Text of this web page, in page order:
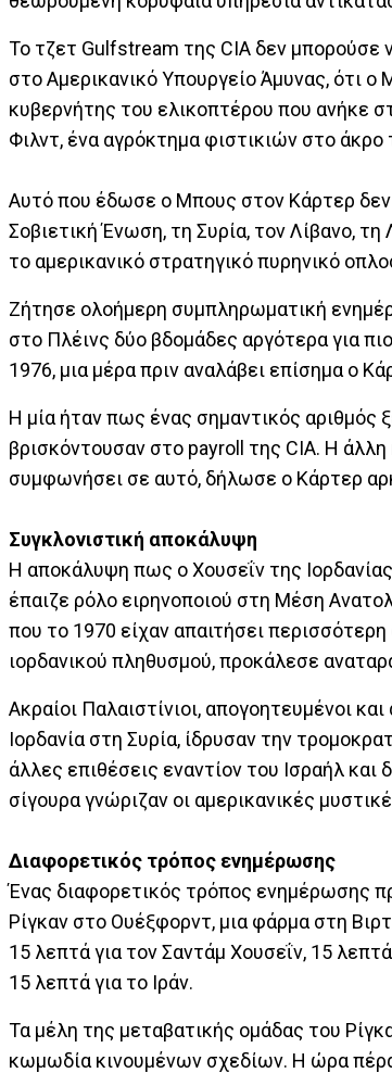
Το τζετ Gulfstream της CIA δεν μπορούσε
στο Αμερικανικό Υπουργείο Άμυνας, ότι
κυβερνήτης του ελικοπτέρου που ανήκε
Φιλντ, ένα αγρόκτημα φιστικιών στο άκρο
Αυτό που έδωσε ο Μπους στον Κάρτερ δεν
Σοβιετική Ένωση, τη Συρία, τον Λίβανο,
το αμερικανικό στρατηγικό πυρηνικό
Ζήτησε ολοήμερη συμπληρωματική
στο Πλέινς δύο βδομάδες αργότερα για
1976, μια μέρα πριν αναλάβει επίσημα ο
Η μία ήταν πως ένας σημαντικός αριθμός
βρισκόντουσαν στο payroll της CIA. H
συμφωνήσει σε αυτό, δήλωσε ο Κάρτερ
Συγκλονιστική αποκάλυψη
Η αποκάλυψη πως ο Χουσεΐν της
έπαιζε ρόλο ειρηνοποιού στη Μέση
που το 1970 είχαν απαιτήσει
ιορδανικού πληθυσμού, προκάλεσε
Ακραίοι Παλαιστίνιοι, απογοητευμένοι
Ιορδανία στη Συρία, ίδρυσαν την
άλλες επιθέσεις εναντίον του Ισραήλ
σίγουρα γνώριζαν οι αμερικανικές
Διαφορετικός τρόπος ενημέρωσης
Ένας διαφορετικός τρόπος ενημέρωσης
Ρίγκαν στο Ουέξφορντ, μια φάρμα στη
15 λεπτά για τον Σαντάμ Χουσεΐν, 15
15 λεπτά για το Ιράν.
Τα μέλη της μεταβατικής ομάδας του
κωμωδία κινουμένων σχεδίων. Η ώρα